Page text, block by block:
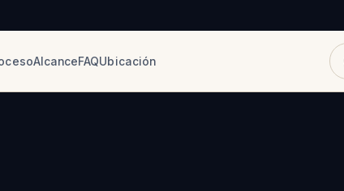
AlcanceFAQUbicación